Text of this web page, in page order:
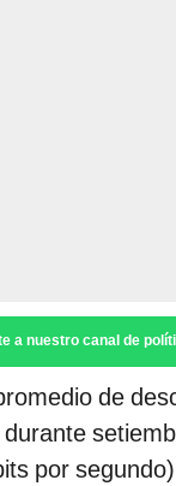
a nuestro canal de
de
durante
por